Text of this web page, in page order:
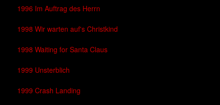
1996 Im Auftrag des Herrn
1998 Wir warten auf's Christkind
1998 Waiting for Santa Claus
1999 Unsterblich
1999 Crash Landing